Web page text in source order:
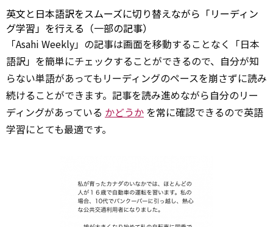
英文と日本語訳をスムーズに切り替えながら「リーディン
グ学習」を行える（一部の記事）
「Asahi Weekly」の記事は画面を移動することなく「日本
語訳」を簡単にチェックすることができるので、自分が知
らない単語があってもリーディングのペースを崩さずに読み
続けることができます。記事を読み進めながら自分のリー
ディングがあっている かどうか を常に確認できるので英語
学習にとても最適です。